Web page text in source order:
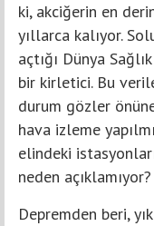
ki, akciğerin en
yıllarca kalıyor.
açtığı Dünya
bir kirletici. Bu
durum gözler
hava izleme
elindeki
neden açıklamıyor?
Depremden beri,